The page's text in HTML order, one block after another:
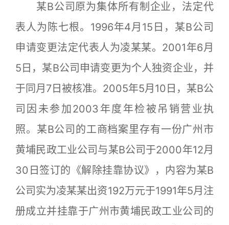
某B公司原为集体所有制企业，法定代
表人为陈七根。1996年4月15日，某B公司
申请变更法定代表人为凌某某。2001年6月
5日，某B公司申请变更为个人独资企业，并
于同月7日被核准。2005年5月10日，某B公
司因未参加2003年度年检被吊销营业执
照。某B公司的工商档案里存有一份广州市
黄埔民政工业公司与某B公司于2000年12月
30日签订的《解除挂靠协议》，内容为某B
公司实为凌某某出资192万元于1991年5月注
册成立并挂靠于广州市黄埔民政工业公司的